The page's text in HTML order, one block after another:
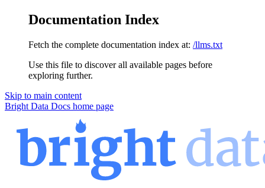
Documentation Index
Fetch the complete documentation index at: /llms.txt
Use this file to discover all available pages before
exploring further.
Skip to main content
Bright Data Docs home page